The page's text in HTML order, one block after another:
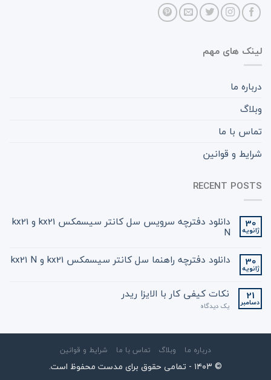
لینک های مهم
درباره ما
وبلاگ
تماس با ما
شرایط و قوانین
RECENT POSTS
30
ژانویه
دانلود دفترچه سرویس سل کانتر سیسمکس kx21 و kx21
N
30
ژانویه
دانلود دفترچه راهنما سل کانتر سیسمکس kx21 و kx21 N
21
دسامبر
نکات کیفی کار با الایزا ریدر
یک دیدگاه
درباره ما وبلاگ تماس با ما شرایط و قوانین
© ۱۴۰3 - تمامی حقوق برای مدست محفوظ است.